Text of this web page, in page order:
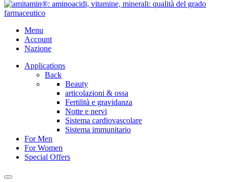
Menu
Account
Nazione
Applications
Back
Beauty
articolazioni & ossa
Fertilità e gravidanza
Notte e nervi
Sistema cardiovascolare
Sistema immunitario
For Men
For Women
Special Offers